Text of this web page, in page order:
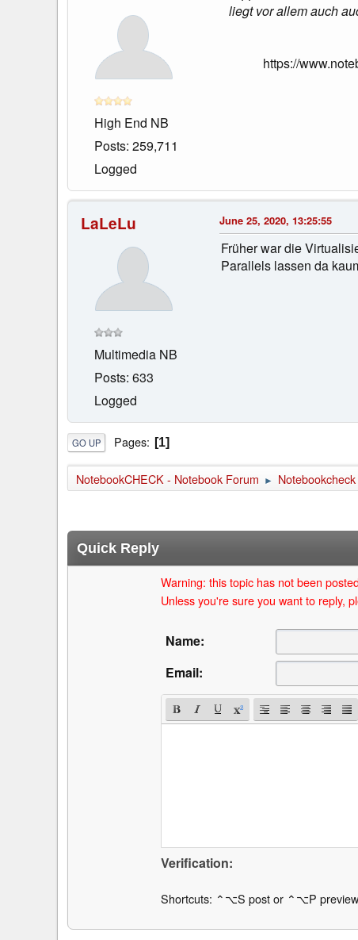
High End NB
Posts: 259,711
Logged
liegt vor allem auch
https://
LaLeLu
Multimedia NB
Posts: 633
Logged
June 25, 2020, 13:25:55
Früher war die
Parallels lassen da
GO UP Pages 1
NotebookCHECK - Notebook Forum ►
Quick Reply
Warning: this topic has not been
Unless you're sure you want to reply,
Name:
Email:
Verification:
Shortcuts: ⌃⌥S post or ⌃⌥P preview